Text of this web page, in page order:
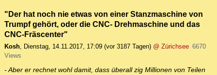
"Der hat noch nie etwas von einer Stanzmaschine von
Trumpf gehört, oder die CNC- Drehmaschine und das
CNC-Fräscenter"
Kosh, Dienstag, 14.11.2017, 17:09 (vor 3187 Tagen) @ Zürichsee 6670
Views
- Aber er rechnet wohl damit, dass überall zig Millionen von Teilen